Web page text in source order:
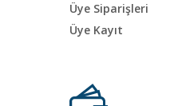
Üye Siparişleri
Üye Kayıt